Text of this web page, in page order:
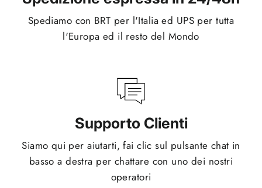
Spediamo con BRT per l'Italia ed UPS per tutta
l'Europa ed il resto del Mondo
Supporto Clienti
Siamo qui per aiutarti, fai clic sul pulsante chat in
basso a destra per chattare con uno dei nostri
operatori